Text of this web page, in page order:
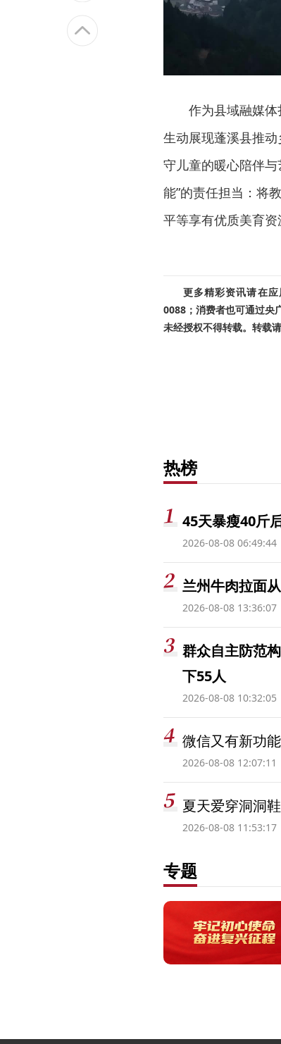
作为县域融媒
生动展现蓬溪县推
守儿童的暖心陪伴
能”的责任担当：将
平等享有优质美育资
更多精彩资讯请在
0088；消费者也可通过央
未经授权不得转载。转载
热榜
45天暴瘦40斤
2026-08-08 06:49:44
兰州牛肉拉面
2026-08-08 13:36:07
群众自主防范
下55人
2026-08-08 10:32:05
微信又有新功
2026-08-08 12:07:11
夏天爱穿洞洞
2026-08-08 11:53:17
专题